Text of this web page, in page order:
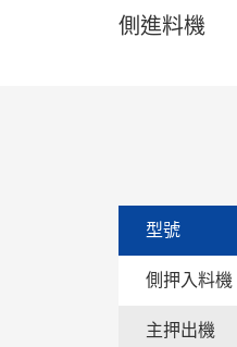
側進料機
型號
側押入料機
主押出機